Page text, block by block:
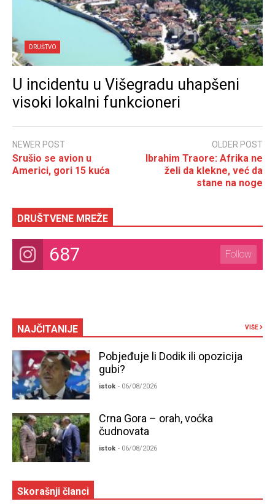
DRUŠTVO
U incidentu u Višegradu uhapšeni
visoki lokalni funkcioneri
NEWER POST
Srušio se avion u
Americi, gori 15 kuća
OLDER POST
Ibrahim Traore: Afrika ne
želi da klekne, već da
stane na noge
DRUŠTVENE MREŽE
687 Follow
NAJČITANIJE VIŠE
Pobjeđuje li Dodik ili opozicija
gubi?
istok - 06/08/2026
Crna Gora – orah, voćka
čudnovata
istok - 06/08/2026
Skorašnji članci